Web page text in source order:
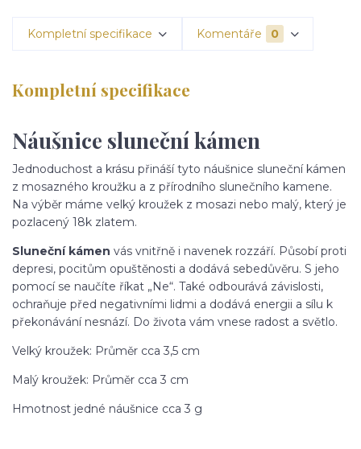
Kompletní specifikace Komentáře 0
Kompletní specifikace
Náušnice sluneční kámen
Jednoduchost a krásu přináší tyto náušnice sluneční kámen
z mosazného kroužku a z přírodního slunečního kamene.
Na výběr máme velký kroužek z mosazi nebo malý, který je
pozlacený 18k zlatem.
Sluneční kámen vás vnitřně i navenek rozzáří. Působí proti
depresi, pocitům opuštěnosti a dodává sebedůvěru. S jeho
pomocí se naučíte říkat „Ne“. Také odbourává závislosti,
ochraňuje před negativními lidmi a dodává energii a sílu k
překonávání nesnází. Do života vám vnese radost a světlo.
Velký kroužek: Průměr cca 3,5 cm
Malý kroužek: Průměr cca 3 cm
Hmotnost jedné náušnice cca 3 g